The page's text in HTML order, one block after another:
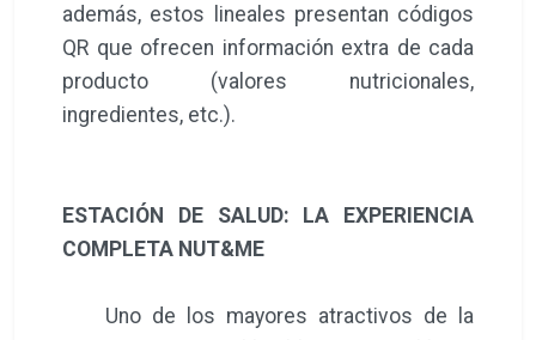
además, estos lineales presentan códigos
QR que ofrecen información extra de cada
producto (valores nutricionales,
ingredientes, etc.).
ESTACIÓN DE SALUD: LA EXPERIENCIA
COMPLETA NUT&ME
Uno de los mayores atractivos de la